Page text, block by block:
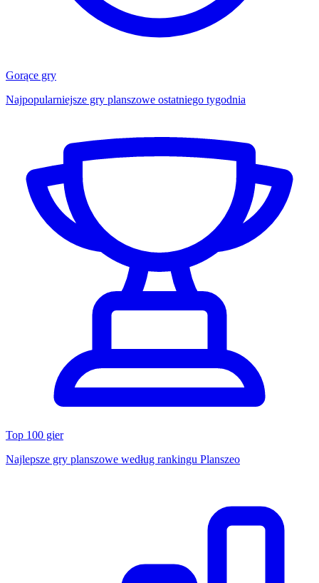
Gorące gry
Najpopularniejsze gry planszowe ostatniego tygodnia
Top 100 gier
Najlepsze gry planszowe według rankingu Planszeo